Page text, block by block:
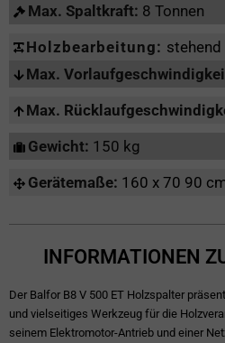
Max. Spaltkraft: 8 Tonnen
Holzbearbeitung: stehend
Max.
Max.
Gewicht: 150 kg
Gerätemaße: 160 x 70 90
INFORMATIONEN
Der Balfor B8 V 500 ET Holzspalter
und vielseitiges Werkzeug für die
seinem Elektromotor-Antrieb und einer